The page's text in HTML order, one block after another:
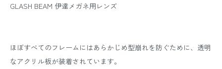
GLASH BEAM 伊達メガネ用レンズ
ほぼすべてのフレームにはあらかじめ型崩れを防ぐために、透明
なアクリル板が装着されています。